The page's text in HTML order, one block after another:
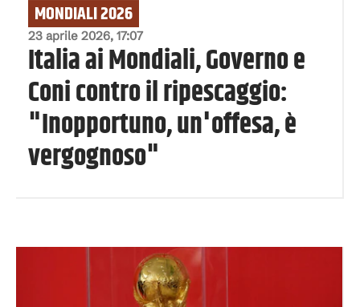
23 aprile 2026, 17:07
MONDIALI 2026
Italia ai Mondiali, Governo e
Coni contro il ripescaggio:
"Inopportuno, un'offesa, è
vergognoso"